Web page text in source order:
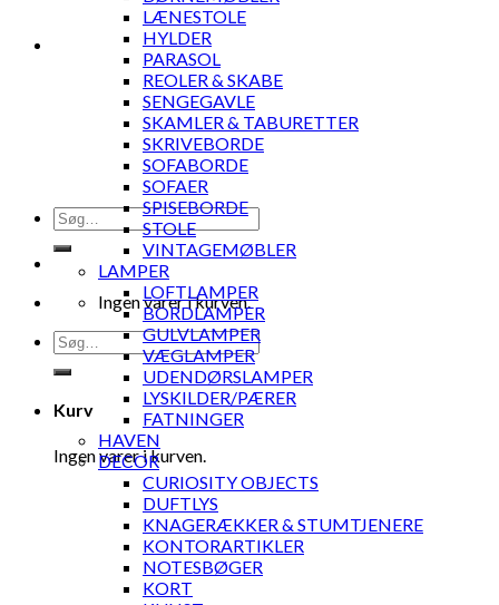
Søg
efter:
Ingen varer i kurven.
Søg
efter:
Kurv
Ingen varer i kurven.
LÆNESTOLE
HYLDER
PARASOL
REOLER & SKABE
SENGEGAVLE
SKAMLER & TABURETTER
SKRIVEBORDE
SOFABORDE
SOFAER
SPISEBORDE
STOLE
VINTAGEMØBLER
LAMPER
LOFTLAMPER
BORDLAMPER
GULVLAMPER
VÆGLAMPER
UDENDØRSLAMPER
LYSKILDER/PÆRER
FATNINGER
HAVEN
DECOR
CURIOSITY OBJECTS
DUFTLYS
KNAGERÆKKER & STUMTJENERE
KONTORARTIKLER
NOTESBØGER
KORT